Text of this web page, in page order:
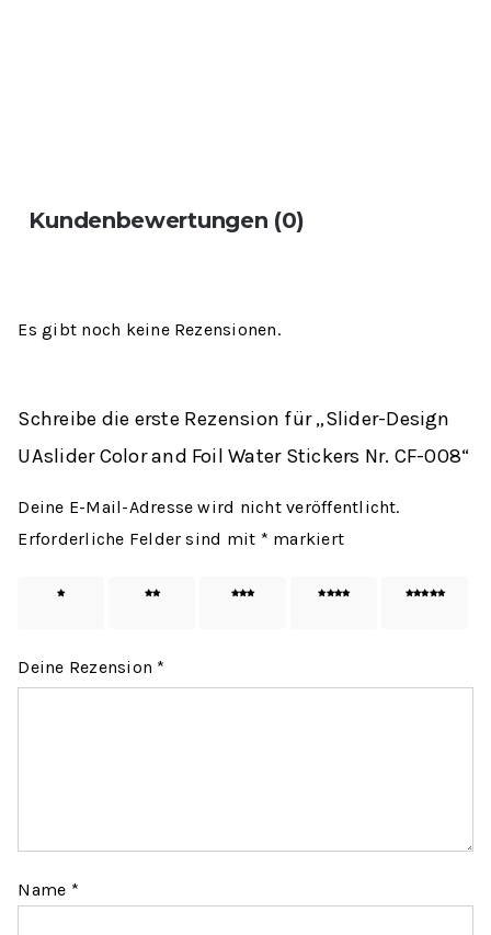
Kundenbewertungen (0)
Es gibt noch keine Rezensionen.
Schreibe die erste Rezension für „Slider-Design
UAslider Color and Foil Water Stickers Nr. CF-008“
Deine E-Mail-Adresse wird nicht veröffentlicht.
Erforderliche Felder sind mit * markiert
1 von
2 von
3 von
4 von
5 von
Deine Rezension *
Name *